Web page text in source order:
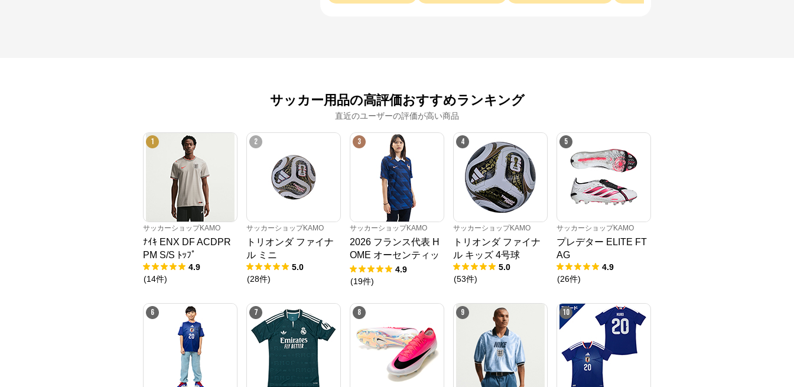
サッカー用品の高評価おすすめランキング
直近のユーザーの評価が高い商品
1
サッカーショップKAMO
ﾅｲｷ ENX DF ACDPR
PM S/S ﾄｯﾌﾟ
4.9
(14件)
2
サッカーショップKAMO
トリオンダ ファイナ
ル ミニ
5.0
(28件)
3
サッカーショップKAMO
2026 フランス代表 H
OME オーセンティッ
クユニフォーム
4.9
(19件)
4
サッカーショップKAMO
トリオンダ ファイナ
ル キッズ 4号球
5.0
(53件)
5
サッカーショップKAMO
プレデター ELITE FT
AG
4.9
(26件)
6 7 8 9 10